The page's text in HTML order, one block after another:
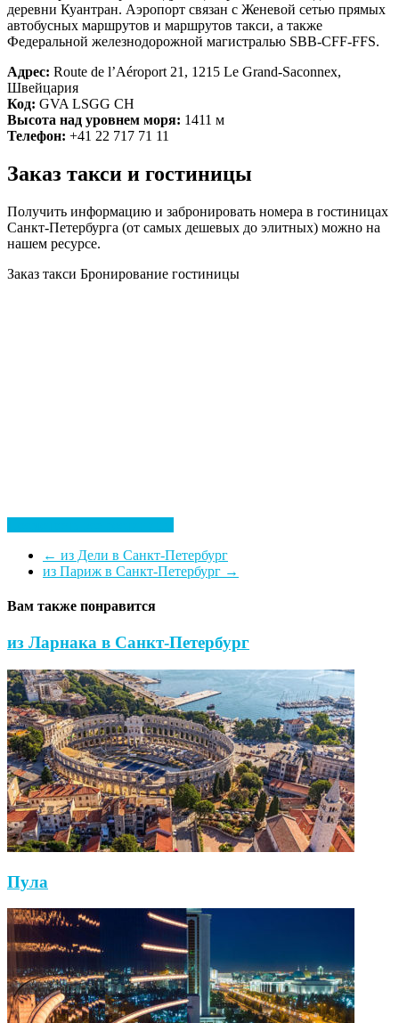
деревни Куантран. Аэропорт связан с Женевой сетью прямых
автобусных маршрутов и маршрутов такси, а также
Федеральной железнодорожной магистралью SBB-CFF-FFS.
Адрес: Route de l’Aéroport 21, 1215 Le Grand-Saconnex,
Швейцария
Код: GVA LSGG CH
Высота над уровнем моря: 1411 м
Телефон: +41 22 717 71 11
Заказ такси и гостиницы
Получить информацию и забронировать номера в гостиницах
Санкт-Петербурга (от самых дешевых до элитных) можно на
нашем ресурсе.
Заказ такси Бронирование гостиницы
← из Дели в Санкт-Петербург
из Париж в Санкт-Петербург →
Вам также понравится
из Ларнака в Санкт-Петербург
Пула